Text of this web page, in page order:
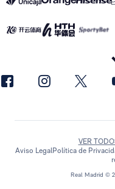
Real Madrid ©
VER
Aviso LegalPolítica de